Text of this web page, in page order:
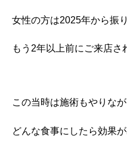
女性の方は2025年から振
もう2年以上前にご来店さ
この当時は施術もやりな
どんな食事にしたら効果